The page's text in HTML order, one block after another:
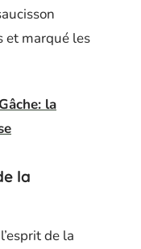
et marqué les
la
la
de la